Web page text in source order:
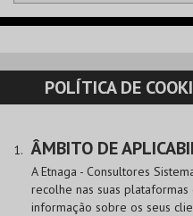
Olá,iniciar sessão
CARRINHO
EVENTOS
CARTÕES
PRODUTOS
POLÍTICA DE
ÂMBITO DE
A Etnaga - Consultores
recolhe nas suas
informação sobre os seus